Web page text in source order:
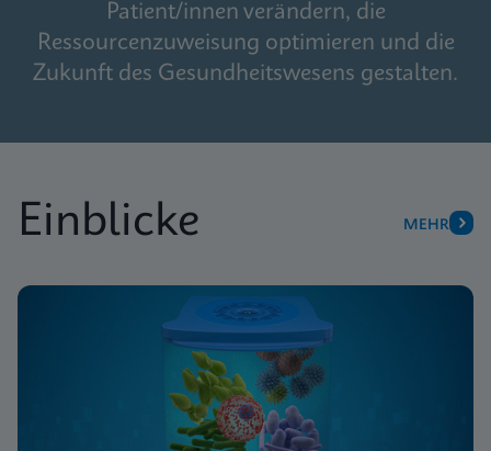
Patient/innen verändern, die
Ressourcenzuweisung optimieren und die
Zukunft des Gesundheitswesens gestalten.
Einblicke MEHR